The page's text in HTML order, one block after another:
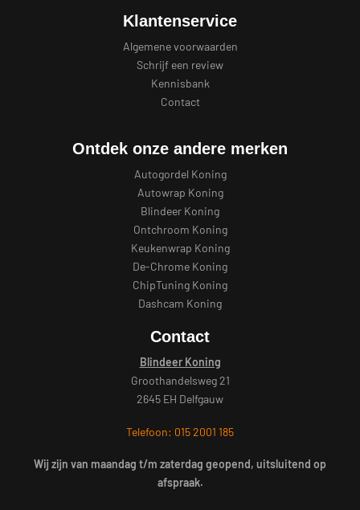
Klantenservice
Algemene voorwaarden
Schrijf een review
Kennisbank
Contact
Ontdek onze andere merken
Autogordel Koning
Autowrap Koning
Blindeer Koning
Ontchroom Koning
Keukenwrap Koning
De-Chrome Koning
ChipTuning Koning
Dashcam Koning
Contact
Blindeer Koning
Groothandelsweg 21
2645 EH Delfgauw
Telefoon: 015 2001 185
Wij zijn van maandag t/m zaterdag geopend, uitsluitend op
afspraak.